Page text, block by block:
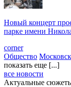
Новый концерт
парке имени
corner
Общество
показать еще [...]
все новости
Актуальные